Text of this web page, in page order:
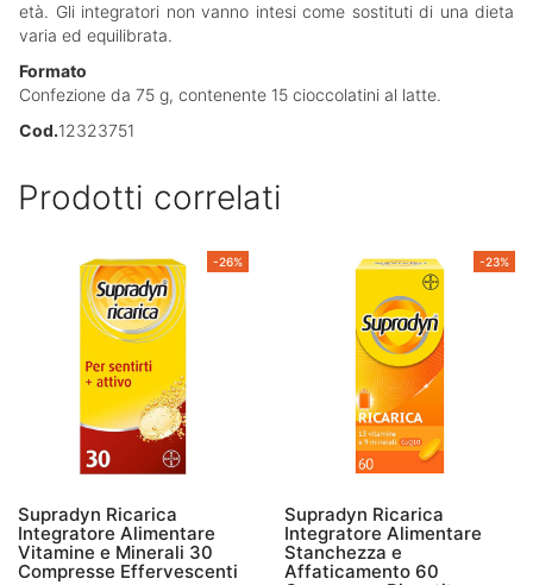
età. Gli integratori non vanno intesi come sostituti di una dieta
varia ed equilibrata.
Formato
Confezione da 75 g, contenente 15 cioccolatini al latte.
Cod.12323751
Prodotti correlati
-26%
Supradyn Ricarica
Integratore Alimentare
Vitamine e Minerali 30
Compresse Effervescenti
-23%
Supradyn Ricarica
Integratore Alimentare
Stanchezza e
Affaticamento 60